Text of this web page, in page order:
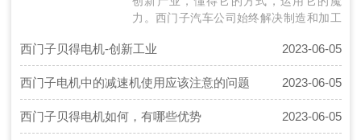
力。西门子汽车公司始终解决制造和加工
于全集成自动…
西门子贝得电机-创新工业 2023-06-05
西门子电机中的减速机使用应该注意的问题 2023-06-05
西门子贝得电机如何，有哪些优势 2023-06-05